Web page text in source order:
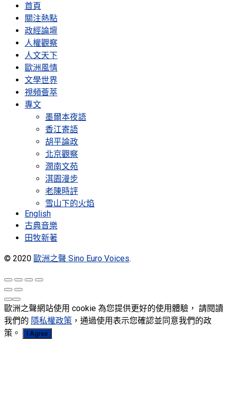
首頁
關注熱點
政經論壇
人權觀察
人文天下
歐洲風情
文學世界
視頻薈萃
專文
墨爾本夜語
香江寄語
胡平論政
北京觀察
潤南文苑
淇園漫步
老陳時評
雪山下的火焰
English
古典音樂
田牧新著
© 2020 歐洲之聲 Sino Euro Voices.
歐洲之聲網站使用 cookie 為您提供更好的使用體驗， 請閱讀
我們的 隱私權政策 ，通過使用表示您確認並同意我們的政
策。
I Agree